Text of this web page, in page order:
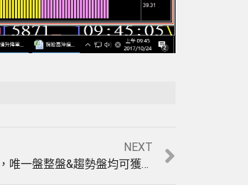
Playback Rate
Unmute
NEXT
台指期午盤當沖最佳利器【天地軌道】指標，唯一盤整盤&趨勢盤均可獲利的期貨軟體，12月14至18日(含盤後盤)模擬盤中操作影音教學。(1061218)